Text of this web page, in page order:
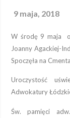
9 maja, 2018
W środę 9 maja
Joanny Agackiej-
Spoczęła na
Uroczystość
Adwokatury
Św. pamięci